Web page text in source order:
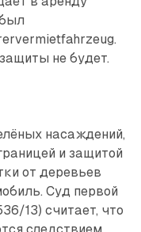
не будет.
насаждений,
и защитой
от деревьев
Суд первой
13) считает, что